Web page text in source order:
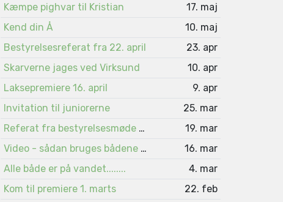
Kæmpe pighvar til Kristian
17. maj
Kend din Å
10. maj
Bestyrelsesreferat fra 22. april
23. apr
Skarverne jages ved Virksund
10. apr
Laksepremiere 16. april
9. apr
Invitation til juniorerne
25. mar
Referat fra bestyrelsesmøde 4. marts
19. mar
Video - sådan bruges bådene på Viborgsøerne
16. mar
Alle både er på vandet........
4. mar
Kom til premiere 1. marts
22. feb